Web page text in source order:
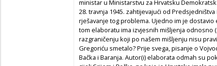
ministar u Ministarstvu za Hrvatsku
28. travnja 1945. zahtijevajući od
rješavanje tog problema. Ujedno im je
tom elaboratu ima izvjesnih mišljenja odnosno
razgraničenju koji po našem mišljenju nisu
Gregoriću smetalo? Prije svega, pisanje o
Bačka i Baranja. Autor(i) elaborata odmah su